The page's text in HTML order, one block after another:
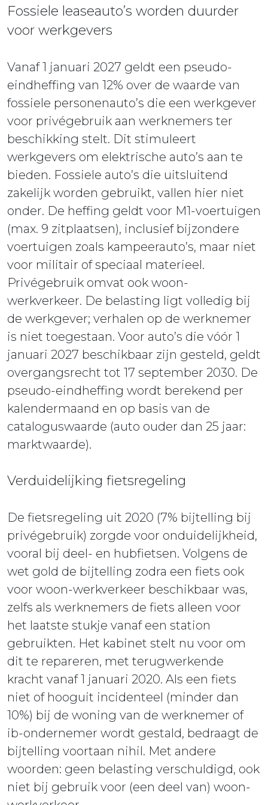
Fossiele leaseauto’s worden duurder
voor werkgevers
Vanaf 1 januari 2027 geldt een pseudo-
eindheffing van 12% over de waarde van
fossiele personenauto’s die een werkgever
voor privégebruik aan werknemers ter
beschikking stelt. Dit stimuleert
werkgevers om elektrische auto’s aan te
bieden. Fossiele auto’s die uitsluitend
zakelijk worden gebruikt, vallen hier niet
onder. De heffing geldt voor M1-voertuigen
(max. 9 zitplaatsen), inclusief bijzondere
voertuigen zoals kampeerauto’s, maar niet
voor militair of speciaal materieel.
Privégebruik omvat ook woon-
werkverkeer. De belasting ligt volledig bij
de werkgever; verhalen op de werknemer
is niet toegestaan. Voor auto’s die vóór 1
januari 2027 beschikbaar zijn gesteld, geldt
overgangsrecht tot 17 september 2030. De
pseudo-eindheffing wordt berekend per
kalendermaand en op basis van de
cataloguswaarde (auto ouder dan 25 jaar:
marktwaarde).
Verduidelijking fietsregeling
De fietsregeling uit 2020 (7% bijtelling bij
privégebruik) zorgde voor onduidelijkheid,
vooral bij deel- en hubfietsen. Volgens de
wet gold de bijtelling zodra een fiets ook
voor woon-werkverkeer beschikbaar was,
zelfs als werknemers de fiets alleen voor
het laatste stukje vanaf een station
gebruikten. Het kabinet stelt nu voor om
dit te repareren, met terugwerkende
kracht vanaf 1 januari 2020. Als een fiets
niet of hooguit incidenteel (minder dan
10%) bij de woning van de werknemer of
ib-ondernemer wordt gestald, bedraagt de
bijtelling voortaan nihil. Met andere
woorden: geen belasting verschuldigd, ook
niet bij gebruik voor (een deel van) woon-